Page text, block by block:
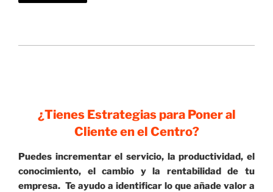
¿Tienes Estrategias para Poner al
Cliente en el Centro?
Puedes incrementar el servicio, la productividad, el
conocimiento, el cambio y la rentabilidad de tu
empresa. Te ayudo a identificar lo que añade valor a